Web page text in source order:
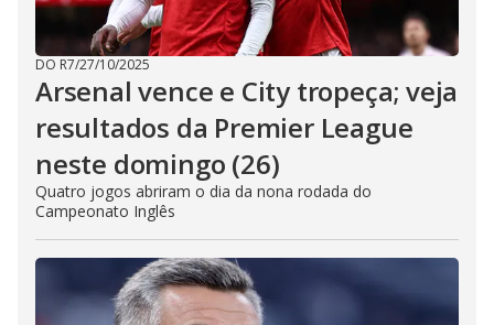
DO R7/27/10/2025
Arsenal vence e City tropeça; veja
resultados da Premier League
neste domingo (26)
Quatro jogos abriram o dia da nona rodada do
Campeonato Inglês